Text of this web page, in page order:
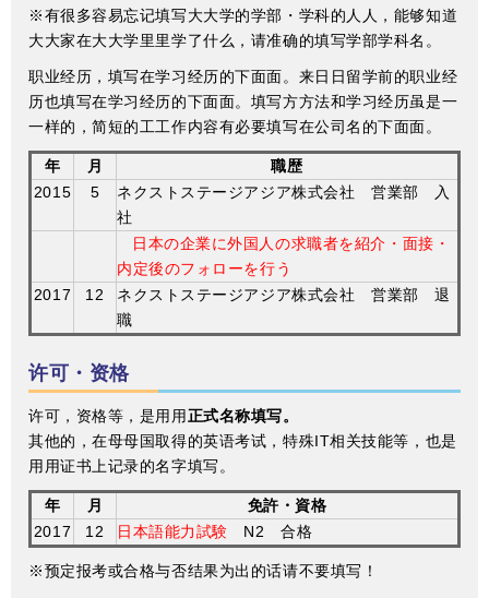
※有很多容易忘记填写⼤大学的学部・学科的⼈人，能够知道
⼤大家在⼤大学⾥里学了什么，请准确的填写学部学科名。
职业经历，填写在学习经历的下⾯面。来⽇日留学前的职业经
历也填写在学习经历的下⾯面。填写⽅方法和学习经历虽是⼀
一样的，简短的⼯工作内容有必要填写在公司名的下⾯面。
年 月
職歴
2015
5
ネクストステージアジア株式会社 営業部 入
社
日本の企業に外国人の求職者を紹介・面接・
内定後のフォローを行う
2017
12
ネクストステージアジア株式会社 営業部 退
職
许可・资格
许可，资格等，是⽤用正式名称填写。
其他的，在⺟母国取得的英语考试，特殊IT相关技能等，也是
⽤用证书上记录的名字填写。
年 月
免許・資格
2017
12 日本語能力試験 N2 合格
※预定报考或合格与否结果为出的话请不要填写！